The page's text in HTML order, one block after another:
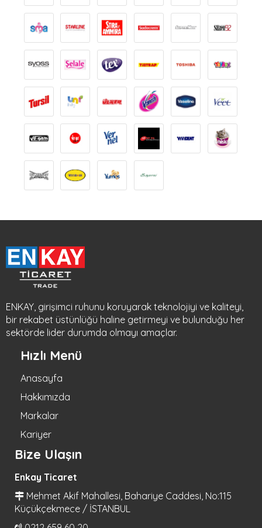
ENKAY, girişimci ruhunu koruyarak teknolojiyi ve kaliteyi,
bir rekabet üstünlüğü haline getirmeyi ve bulunduğu her
sektörde lider durumda olmayı amaçlar.
Hızlı Menü
Anasayfa
Hakkımızda
Markalar
Kariyer
Bize Ulaşın
Enkay Ticaret
Mehmet Akif Mahallesi, Bahariye Caddesi, No:115
Küçükçekmece / İSTANBUL